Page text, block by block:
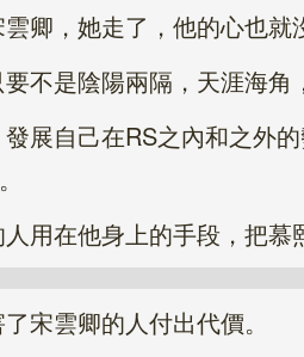
，她走了，他的心也就
是陰陽兩隔，天涯海角
自己在RS之內和之外的
在他身上的手段，把慕
雲卿的人付出代價。